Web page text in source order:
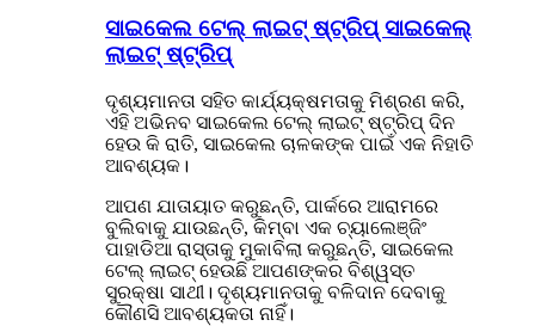
ସାଇକେଲ ଟେଲ୍ ଲାଇଟ୍ ଷ୍ଟ୍ରିପ୍ ସାଇକେଲ୍
ଲାଇଟ୍ ଷ୍ଟ୍ରିପ୍
ଦୃଶ୍ୟମାନତା ସହିତ କାର୍ଯ୍ୟକ୍ଷମତାକୁ ମିଶ୍ରଣ କରି,
ଏହି ଅଭିନବ ସାଇକେଲ ଟେଲ୍ ଲାଇଟ୍ ଷ୍ଟ୍ରିପ୍ ଦିନ
ହେଉ କି ରାତି, ସାଇକେଲ ଚାଳକଙ୍କ ପାଇଁ ଏକ ନିହାତି
ଆବଶ୍ୟକ।
ଆପଣ ଯାତାୟାତ କରୁଛନ୍ତି, ପାର୍କରେ ଆରାମରେ
ବୁଲିବାକୁ ଯାଉଛନ୍ତି, କିମ୍ବା ଏକ ଚ୍ୟାଲେଞ୍ଜିଂ
ପାହାଡିଆ ରାସ୍ତାକୁ ମୁକାବିଲା କରୁଛନ୍ତି, ସାଇକେଲ
ଟେଲ୍ ଲାଇଟ୍ ହେଉଛି ଆପଣଙ୍କର ବିଶ୍ୱସ୍ତ
ସୁରକ୍ଷା ସାଥୀ। ଦୃଶ୍ୟମାନତାକୁ ବଳିଦାନ ଦେବାକୁ
କୌଣସି ଆବଶ୍ୟକତା ନାହିଁ।